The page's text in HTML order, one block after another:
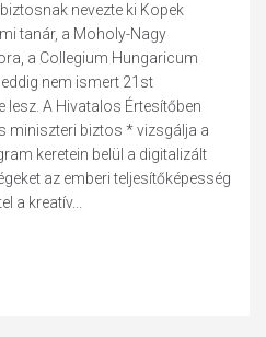
nevezte ki Kopek
tanár, a Moholy-Nagy
a Collegium Hungaricum
nem ismert 21st
lesz. A Hivatalos Értesítőben
miniszteri biztos * vizsgálja a
keretein belül a digitalizált
az emberi teljesítőképesség
a kreatív...